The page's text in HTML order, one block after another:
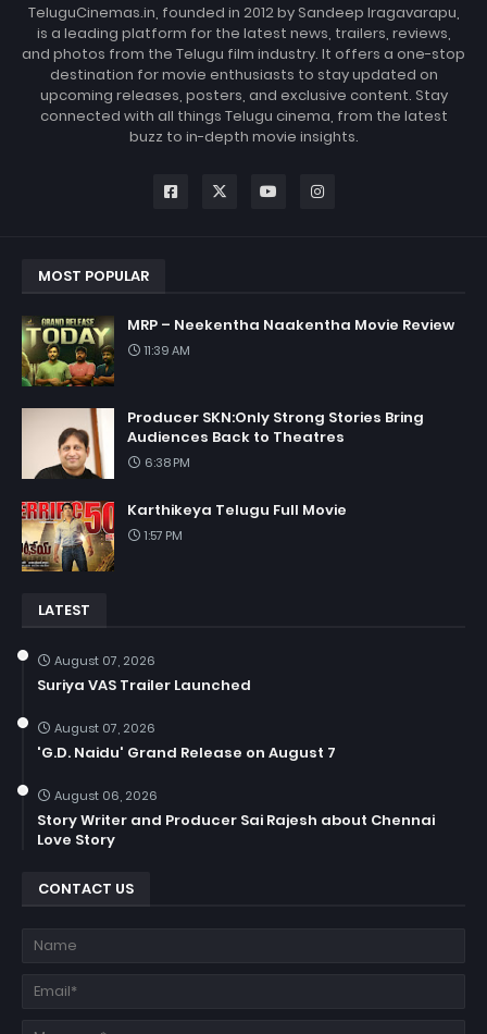
TeluguCinemas.in, founded in 2012 by Sandeep Iragavarapu,
is a leading platform for the latest news, trailers, reviews,
and photos from the Telugu film industry. It offers a one-stop
destination for movie enthusiasts to stay updated on
upcoming releases, posters, and exclusive content. Stay
connected with all things Telugu cinema, from the latest
buzz to in-depth movie insights.
MOST POPULAR
MRP – Neekentha Naakentha Movie Review
11:39 AM
Producer SKN:Only Strong Stories Bring
Audiences Back to Theatres
6:38 PM
Karthikeya Telugu Full Movie
1:57 PM
LATEST
August 07, 2026
Suriya VAS Trailer Launched
August 07, 2026
'G.D. Naidu' Grand Release on August 7
August 06, 2026
Story Writer and Producer Sai Rajesh about Chennai
Love Story
CONTACT US